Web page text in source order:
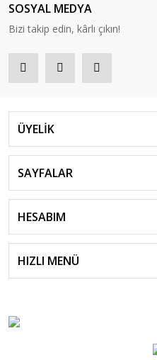
SOSYAL MEDYA
Bizi takip edin, kârlı çıkın!
ÜYELİK
SAYFALAR
HESABIM
HIZLI MENÜ